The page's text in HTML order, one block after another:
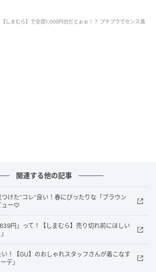
クセントになった、甘さとラフさの
【しまむら】で全部1,000円台だとぉぉ！？ プチプラでセンス満
関連する他の記事
けた“コレ”良い！春にぴったりな「ブラウン
ュー♡
円」って！【しまむら】売り切れ前にほしい
！【GU】のおしゃれスタッフさんが着こなす
デ」